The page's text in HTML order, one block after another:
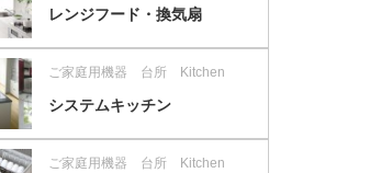
レンジフード・換気扇
ご家庭用機器 台所 Kitchen
システムキッチン
ご家庭用機器 台所 Kitchen